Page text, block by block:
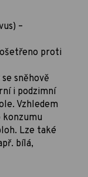
–
ošetřeno proti
sněhově
i podzimní
Vzhledem
Lze také
bílá,